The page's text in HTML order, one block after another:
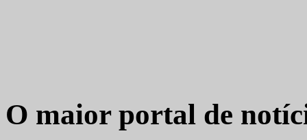
O maior portal de